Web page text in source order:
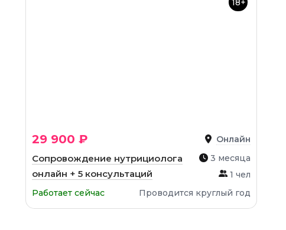
18+
29 900 ₽ Онлайн
Сопровождение нутрициолога
онлайн + 5 консультаций
3 месяца
1 чел
Работает сейчас
Проводится круглый год